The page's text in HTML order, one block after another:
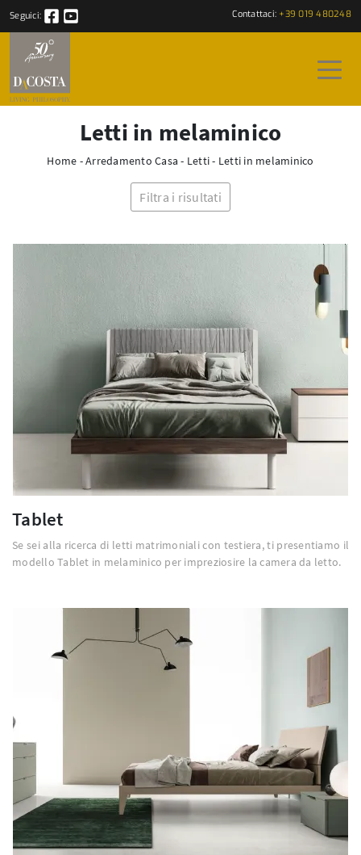
Seguici: Contattaci: +39 019 480248
Letti in melaminico
Home -Arredamento Casa - Letti- Letti in melaminico
Filtra i risultati
Tablet
Se sei alla ricerca di letti matrimoniali con testiera, ti presentiamo il
modello Tablet in melaminico per impreziosire la camera da letto.